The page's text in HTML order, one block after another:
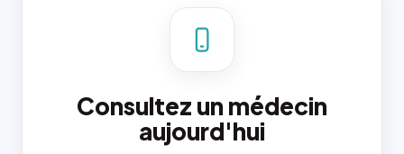
Consultez un médecin
aujourd'hui